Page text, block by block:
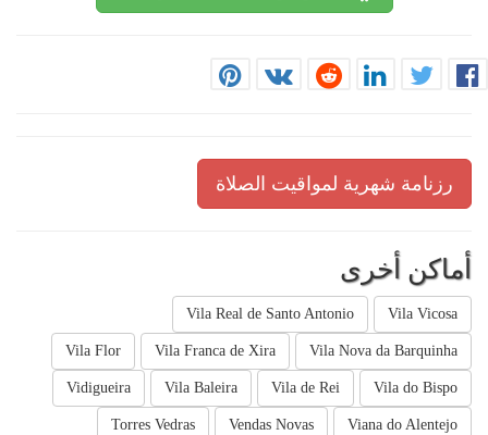
رزنامة شهرية لمواقيت الصلاة
أماكن أخرى
Vila Vicosa
Vila Real de Santo Antonio
Vila Nova da Barquinha
Vila Franca de Xira
Vila Flor
Vila do Bispo
Vila de Rei
Vila Baleira
Vidigueira
Viana do Alentejo
Vendas Novas
Torres Vedras